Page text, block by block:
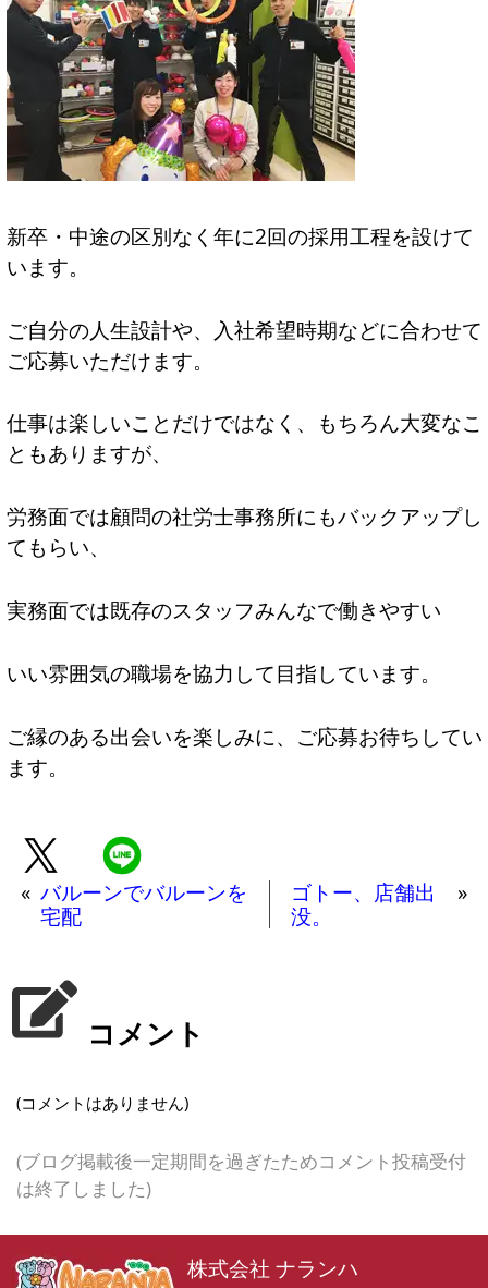
新卒・中途の区別なく年に2回の採用工程を設けて
います。
ご自分の人生設計や、入社希望時期などに合わせて
ご応募いただけます。
仕事は楽しいことだけではなく、もちろん大変なこ
ともありますが、
労務面では顧問の社労士事務所にもバックアップし
てもらい、
実務面では既存のスタッフみんなで働きやすい
いい雰囲気の職場を協力して目指しています。
ご縁のある出会いを楽しみに、ご応募お待ちしてい
ます。
« バルーンでバルーンを
宅配
ゴトー、店舗出
没。
»
コメント
(コメントはありません)
(ブログ掲載後一定期間を過ぎたためコメント投稿受付
は終了しました)
株式会社 ナランハ